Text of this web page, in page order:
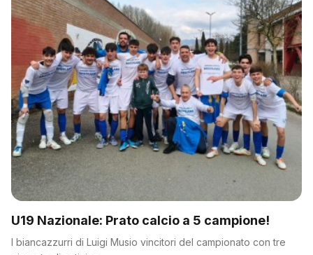
U19 Nazionale: Prato calcio a 5 campione!
I biancazzurri di Luigi Musio vincitori del campionato con tre